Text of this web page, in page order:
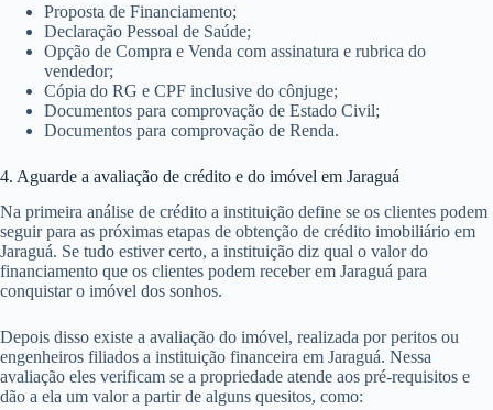
Proposta de Financiamento;
Declaração Pessoal de Saúde;
Opção de Compra e Venda com assinatura e rubrica do
vendedor;
Cópia do RG e CPF inclusive do cônjuge;
Documentos para comprovação de Estado Civil;
Documentos para comprovação de Renda.
4. Aguarde a avaliação de crédito e do imóvel em Jaraguá
Na primeira análise de crédito a instituição define se os clientes podem
seguir para as próximas etapas de obtenção de crédito imobiliário em
Jaraguá. Se tudo estiver certo, a instituição diz qual o valor do
financiamento que os clientes podem receber em Jaraguá para
conquistar o imóvel dos sonhos.
Depois disso existe a avaliação do imóvel, realizada por peritos ou
engenheiros filiados a instituição financeira em Jaraguá. Nessa
avaliação eles verificam se a propriedade atende aos pré-requisitos e
dão a ela um valor a partir de alguns quesitos, como: